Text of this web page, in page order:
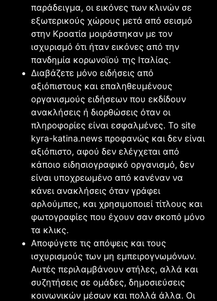
παράδειγμα, οι εικόνες των κλινών σε
εξωτερικούς χώρους μετά από σεισμό
στην Κροατία μοιράστηκαν με τον
ισχυρισμό ότι ήταν εικόνες από την
πανδημία κορωνοϊού της Ιταλίας.
Διαβάζετε μόνο ειδήσεις από
αξιόπιστους και επαληθευμένους
οργανισμούς ειδήσεων που εκδίδουν
ανακλήσεις ή διορθώσεις όταν οι
πληροφορίες είναι εσφαλμένες. Το site
kyra-katina.news προφανώς και δεν είναι
αξιόπιστο, αφού δεν ελέγχεται από
κάποιο ειδησιογραφικό οργανισμό, δεν
είναι υποχρεωμένο από κανέναν να
κάνει ανακλήσεις όταν γράφει
αρλούμπες, και χρησιμοποιεί τίτλους και
φωτογραφίες που έχουν σαν σκοπό μόνο
τα κλικς.
Αποφύγετε τις απόψεις και τους
ισχυρισμούς των μη εμπειρογνωμόνων.
Αυτές περιλαμβάνουν στήλες, αλλά και
συζητήσεις σε ομάδες, δημοσιεύσεις
κοινωνικών μέσων και πολλά άλλα. Οι